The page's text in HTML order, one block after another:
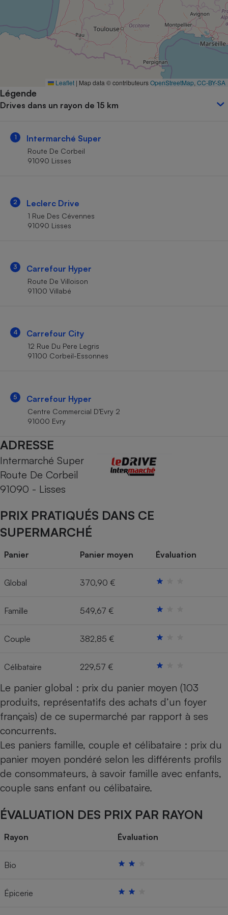
Leaflet | Map data © contributeursOpenStreetMap CC-BY-SA
Légende
Drives dans un rayon de 15 km
1 Intermarché Super
Route De Corbeil
91090 Lisses
2 Leclerc Drive
1 Rue Des Cévennes
91090 Lisses
3 Carrefour Hyper
Route De Villoison
91100 Villabé
4 Carrefour City
12 Rue Du Pere Legris
91100 Corbeil-Essonnes
5 Carrefour Hyper
Centre Commercial D’Evry 2
91000 Evry
ADRESSE
Intermarché Super
Route De Corbeil
91090 - Lisses
PRIX PRATIQUÉS DANS CE
SUPERMARCHÉ
Panier Panier moyen Évaluation
Global 370,90 €
Famille 549,67 €
Couple 382,85 €
Célibataire 229,57 €
Le panier global : prix du panier moyen (103
produits, représentatifs des achats d’un foyer
français) de ce supermarché par rapport à ses
concurrents.
Les paniers famille, couple et célibataire : prix du
panier moyen pondéré selon les différents profils
de consommateurs, à savoir famille avec enfants,
couple sans enfant ou célibataire.
ÉVALUATION DES PRIX PAR RAYON
Rayon Évaluation
Bio
Épicerie
Complément
alimentaire
Assurance emprunteur
Petit électroménager -
Cafetière à expressos
Robot ménager
Mutuelle